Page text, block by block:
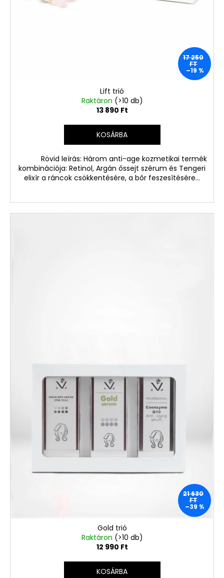
17 250
FT
–19 %
Lift trió
Raktáron (>10 db)
13 890 Ft
KOSÁRBA
Rövid leírás: Három anti-age kozmetikai termék
kombinációja: Retinol, Argán őssejt szérum és Tengeri
elixír a ráncok csökkentésére, a bőr feszesítésére...
21 630
FT
–39 %
Gold trió
Raktáron (>10 db)
12 990 Ft
KOSÁRBA